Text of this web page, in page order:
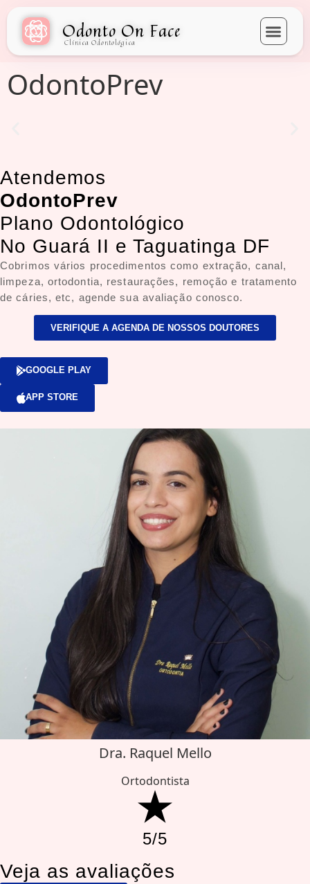
Odonto On Face
Clínica Odontológica
OdontoPrev
Atendemos
OdontoPrev
Plano Odontológico
No Guará II e Taguatinga DF
Cobrimos vários procedimentos como extração, canal,
limpeza, ortodontia, restaurações, remoção e tratamento
de cáries, etc, agende sua avaliação conosco.
VERIFIQUE A AGENDA DE NOSSOS DOUTORES
GOOGLE PLAY
APP STORE
Dra. Raquel Mello
Ortodontista
5/5
Veja as avaliações